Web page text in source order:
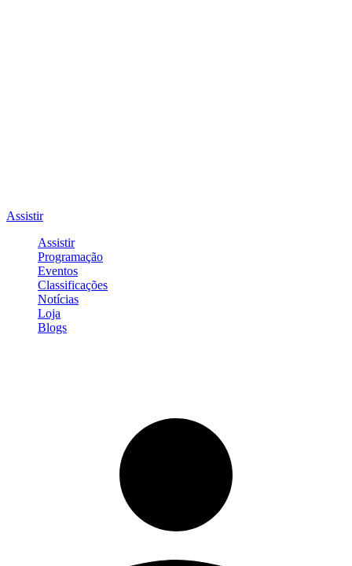
Assistir
Assistir
Programação
Eventos
Classificações
Notícias
Loja
Blogs